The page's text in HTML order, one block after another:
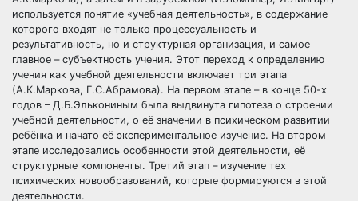
используется понятие «учебная деятельность», в содержание
которого входят не только процессуальность и
результативность, но и структурная организация, и самое
главное – субъектность учения. Этот переход к определению
учения как учебной деятельности включает три этапа
(А.К.Маркова, Г.С.Абрамова). На первом этапе – в конце 50-х
годов – Д.Б.Элькониным была выдвинута гипотеза о строении
учебной деятельности, о её значении в психическом развитии
ребёнка и начато её экспериментальное изучение. На втором
этапе исследовались особенности этой деятельности, её
структурные компоненты. Третий этап – изучение тех
психических новообразований, которые формируются в этой
деятельности.